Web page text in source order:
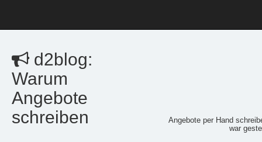
d2blog:
Warum
Angebote
schreiben
Angebote per Hand
war